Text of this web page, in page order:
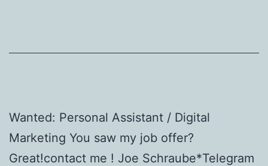
Wanted: Personal Assistant / Digital
Marketing You saw my job offer?
Great!contact me ! Joe Schraube*Telegram